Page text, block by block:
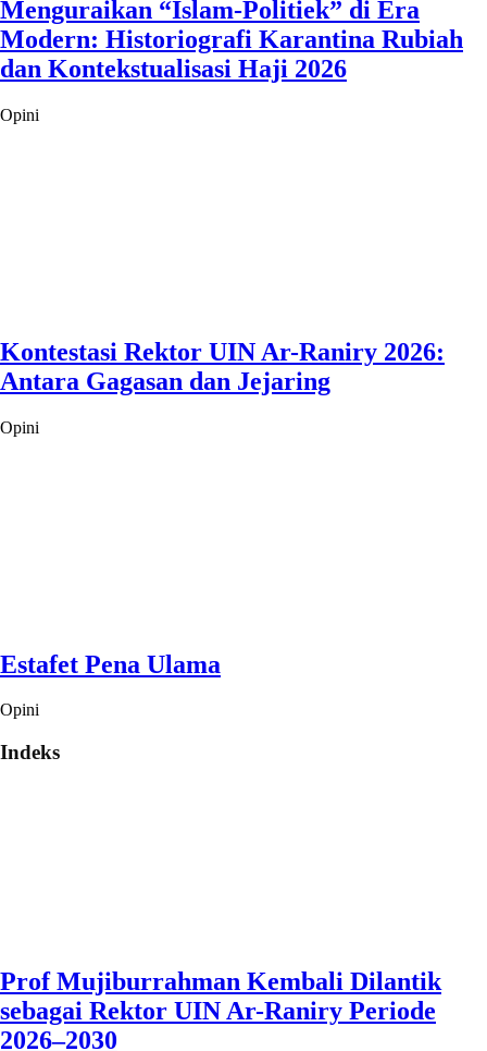
Menguraikan “Islam-Politiek” di Era
Modern: Historiografi Karantina Rubiah
dan Kontekstualisasi Haji 2026
Opini
Kontestasi Rektor UIN Ar-Raniry 2026:
Antara Gagasan dan Jejaring
Opini
Estafet Pena Ulama
Opini
Indeks
Prof Mujiburrahman Kembali Dilantik
sebagai Rektor UIN Ar-Raniry Periode
2026–2030